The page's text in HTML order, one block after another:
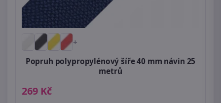
+
Popruh polypropylénový šíře 40 mm návin 25
metrů
269 Kč